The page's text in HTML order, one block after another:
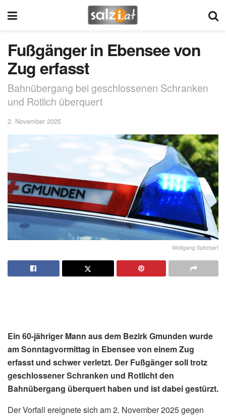
Fußgänger in Ebensee von
Zug erfasst
Bahnübergang bei geschlossenen Schranken
und Rotlich überquert
2. November 2025
Wolfgang-Spitzbart
Ein 60-jähriger Mann aus dem Bezirk Gmunden wurde
am Sonntagvormittag in Ebensee von einem Zug
erfasst und schwer verletzt. Der Fußgänger soll trotz
geschlossener Schranken und Rotlicht den
Bahnübergang überquert haben und ist dabei gestürzt.
Der Vorfall ereignete sich am 2. November 2025 gegen